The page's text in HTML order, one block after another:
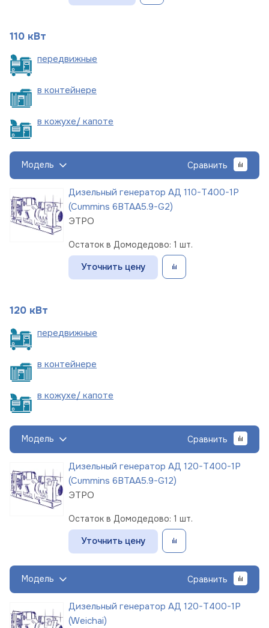
110 кВт
передвижные
в контейнере
в кожухе/ капоте
Модель Сравнить
Дизельный генератор АД 110-Т400-1Р
(Cummins 6BTAA5.9-G2)
ЭТРО
Остаток в Домодедово: 1 шт.
Уточнить цену
120 кВт
передвижные
в контейнере
в кожухе/ капоте
Модель Сравнить
Дизельный генератор АД 120-Т400-1Р
(Cummins 6BTAA5.9-G12)
ЭТРО
Остаток в Домодедово: 1 шт.
Уточнить цену
Модель Сравнить
Дизельный генератор АД 120-Т400-1Р
(Weichai)